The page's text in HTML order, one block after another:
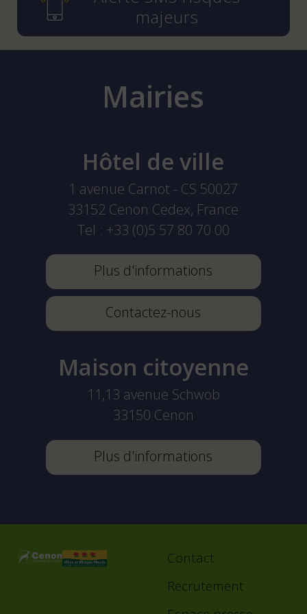
majeurs
Mairies
Hôtel de ville
1 avenue Carnot - CS 50027
33152 Cenon Cedex, France
Tel : +33 (0)5 57 80 70 00
Plus d'informations
Contactez-nous
Maison citoyenne
11,13 avenue Schwob
33150 Cenon
Plus d'informations
Footer
Contact
Recrutement